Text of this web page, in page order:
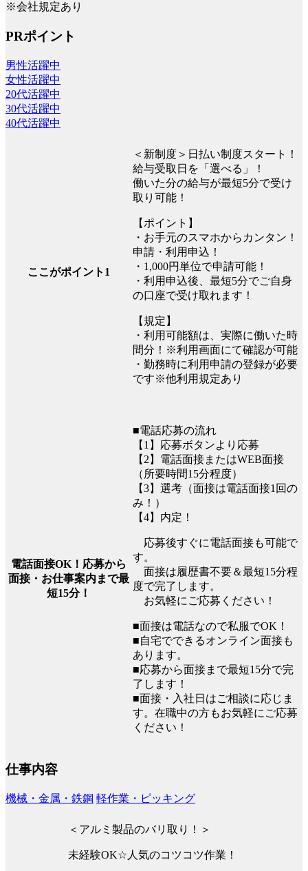
※会社規定あり
PRポイント
男性活躍中
女性活躍中
20代活躍中
30代活躍中
40代活躍中
ここがポイント1
＜新制度＞日払い制度スタート！
給与受取日を「選べる」！
働いた分の給与が最短5分で受け
取り可能！
【ポイント】
・お手元のスマホからカンタン！
申請・利用申込！
・1,000円単位で申請可能！
・利用申込後、最短5分でご自身
の口座で受け取れます！
【規定】
・利用可能額は、実際に働いた時
間分！※利用画面にて確認が可能
・勤務時に利用申請の登録が必要
です※他利用規定あり
電話面接OK！応募から
面接・お仕事案内まで最
短15分！
■電話応募の流れ
【1】応募ボタンより応募
【2】電話面接またはWEB面接
（所要時間15分程度）
【3】選考（面接は電話面接1回の
み！）
【4】内定！
応募後すぐに電話面接も可能で
す。
面接は履歴書不要＆最短15分程
度で完了します。
お気軽にご応募ください！
■面接は電話なので私服でOK！
■自宅でできるオンライン面接も
あります。
■応募から面接まで最短15分で完
了します！
■面接・入社日はご相談に応じま
す。在職中の方もお気軽にご応募
ください！
仕事内容
機械・金属・鉄鋼 軽作業・ピッキング
＜アルミ製品のバリ取り！＞
未経験OK☆人気のコツコツ作業！